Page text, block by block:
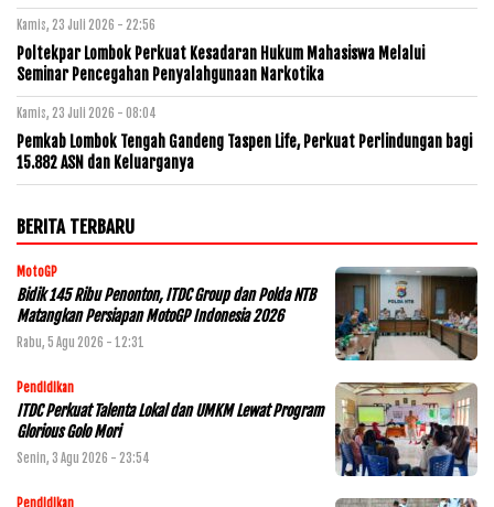
Kamis, 23 Juli 2026 - 22:56
Poltekpar Lombok Perkuat Kesadaran Hukum Mahasiswa Melalui
Seminar Pencegahan Penyalahgunaan Narkotika
Kamis, 23 Juli 2026 - 08:04
Pemkab Lombok Tengah Gandeng Taspen Life, Perkuat Perlindungan bagi
15.882 ASN dan Keluarganya
BERITA TERBARU
MotoGP
Bidik 145 Ribu Penonton, ITDC Group dan Polda NTB
Matangkan Persiapan MotoGP Indonesia 2026
Rabu, 5 Agu 2026 - 12:31
Pendidikan
ITDC Perkuat Talenta Lokal dan UMKM Lewat Program
Glorious Golo Mori
Senin, 3 Agu 2026 - 23:54